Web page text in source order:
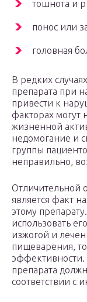
тошнота и
понос или
головная
В редких
препарата при
привести к
факторах могут
жизненной
недомогание и
группы
неправильно,
Отличительной
является факт
этому
использовать
изжогой и
пищеварения,
препарата
соответствии с